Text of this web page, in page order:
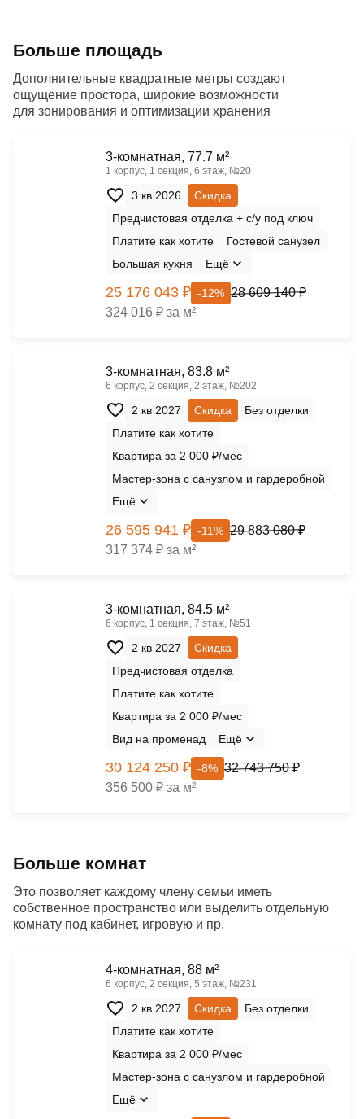
Больше площадь
Дополнительные квадратные метры создают
ощущение простора, широкие возможности
для зонирования и оптимизации хранения
3-комнатная, 77.7 м²
1 корпус, 1 секция, 6 этаж, №20
3 кв 2026
Скидка
Предчистовая отделка + с/у под ключ
Платите как хотите
Гостевой санузел
Большая кухня
Ещё
25 176 043 ₽ -12% 28 609 140 ₽
324 016 ₽ за м²
3-комнатная, 83.8 м²
6 корпус, 2 секция, 2 этаж, №202
2 кв 2027 Скидка
Без отделки
Платите как хотите
Квартира за 2 000 ₽/мес
Мастер-зона с санузлом и гардеробной
Ещё
26 595 941 ₽ -11% 29 883 080 ₽
317 374 ₽ за м²
3-комнатная, 84.5 м²
6 корпус, 1 секция, 7 этаж, №51
2 кв 2027
Скидка
Предчистовая отделка
Платите как хотите
Квартира за 2 000 ₽/мес
Вид на променад
Ещё
30 124 250 ₽ -8% 32 743 750 ₽
356 500 ₽ за м²
Больше комнат
Это позволяет каждому члену семьи иметь
собственное пространство или выделить отдельную
комнату под кабинет, игровую и пр.
4-комнатная, 88 м²
6 корпус, 2 секция, 5 этаж, №231
2 кв 2027 Скидка
Без отделки
Платите как хотите
Квартира за 2 000 ₽/мес
Мастер-зона с санузлом и гардеробной
Ещё